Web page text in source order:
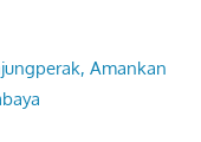
Amankan